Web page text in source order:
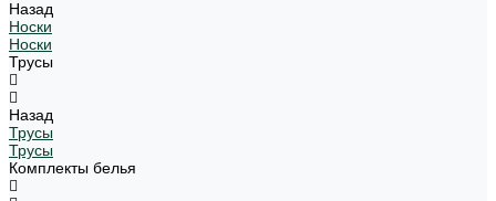
Назад
Носки
Носки
Трусы
Назад
Трусы
Трусы
Комплекты белья